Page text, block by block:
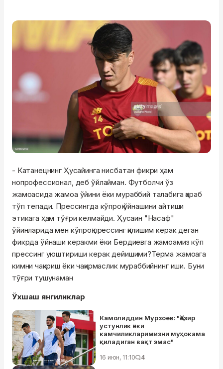
- Катанецнинг Ҳусайинга нисбатан фикри ҳам
нопрофессионал, деб ўйлайман. Футболчи ўз
жамоасида жамоа ўйини ёки мураббий талабига қараб
тўп тепади. Прессингда кўпроқ ўйнашини айтиши
этикага ҳам тўғри келмайди. Ҳусаин "Насаф"
ўйинларида мен кўпроқ прессинг қилишим керак деган
фикрда ўйнаши керакми ёки Бердиевга жамоамиз кўп
прессинг уюштириши керак дейишими?Терма жамоага
кимни чақириш ёки чақирмаслик мураббийнинг иши. Буни
тўғри тушунаман
Ўхшаш янгиликлар
Камолиддин Мурзоев: "Ҳозир
устунлик ёки
камчиликларимизни муҳокама
қиладиган вақт эмас"
16 июн, 11:10 4